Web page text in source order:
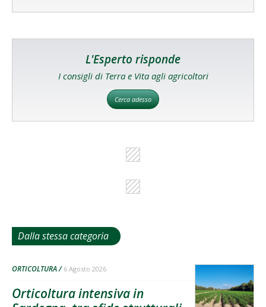
L'Esperto risponde
I consigli di Terra e Vita agli agricoltori
Cerca adesso
Dalla stessa categoria
ORTICOLTURA 6 Agosto 2026
Orticoltura intensiva in